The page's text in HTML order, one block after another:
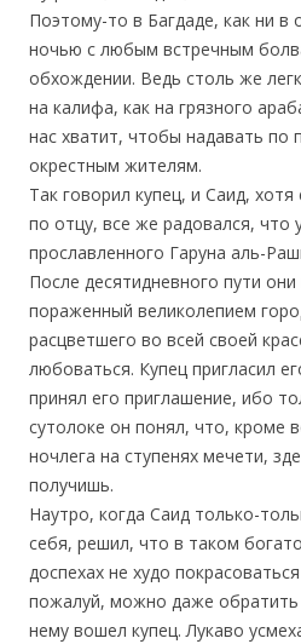
Поэтому-то в Багдаде, как ни в
ночью с любым встречным
обхождении. Ведь столь же
на калифа, как на грязного
нас хватит, чтобы надавать по
окрестным жителям.
Так говорил купец, и Саид,
по отцу, все же радовался, что
прославленного Гаруна аль-
После десятидневного пути
пораженный великолепием
расцветшего во всей своей
любоваться. Купец пригласил
принял его приглашение, ибо
сутолоке он понял, что, кроме
ночлега на ступенях мечети,
получишь.
Наутро, когда Саид только-
себя, решил, что в таком
доспехах не худо
пожалуй, можно даже обратить
нему вошел купец. Лукаво